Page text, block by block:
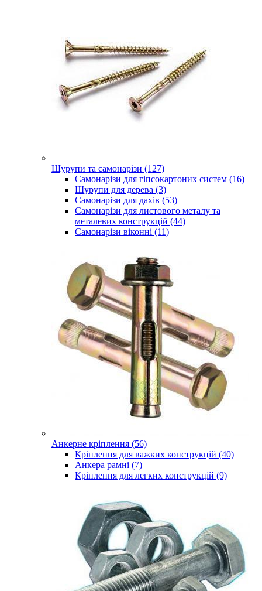
Шурупи та самонарізи (127)
Самонарізи для гіпсокартоних систем (16)
Шурупи для дерева (3)
Самонарізи для дахів (53)
Самонарізи для листового металу та
металевих конструкцій (44)
Самонарізи віконні (11)
Анкерне кріплення (56)
Кріплення для важких конструкцій (40)
Анкера рамні (7)
Кріплення для легких конструкцій (9)